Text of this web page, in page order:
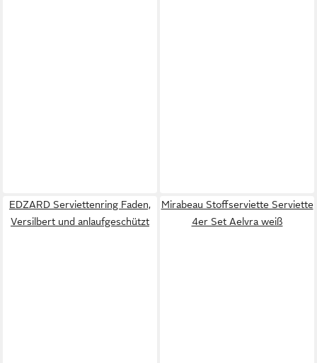
EDZARD Serviettenring Faden,
Versilbert und anlaufgeschützt
Mirabeau Stoffserviette Serviette
4er Set Aelvra weiß